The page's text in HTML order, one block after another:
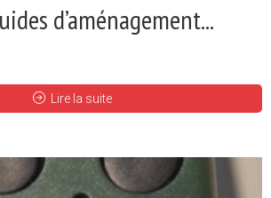
d’aménagement...
Lire la suite